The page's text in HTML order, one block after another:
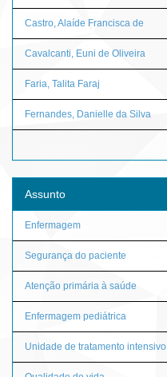
Castro, Alaíde Francisca de
Cavalcanti, Euni de Oliveira
Faria, Talita Faraj
Fernandes, Danielle da Silva
Assunto
Enfermagem
Segurança do paciente
Atenção primária à saúde
Enfermagem pediátrica
Unidade de tratamento intensivo